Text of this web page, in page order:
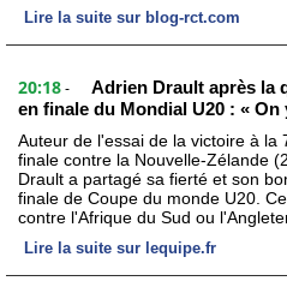
Lire la suite sur blog-rct.com
20:18 -
Adrien Drault après la
en finale du Mondial U20 : «
Auteur de l'essai de la victoire à la
finale contre la Nouvelle-Zélande
Drault a partagé sa fierté et son
finale de Coupe du monde U20.
contre l'Afrique du Sud ou
Lire la suite sur lequipe.fr